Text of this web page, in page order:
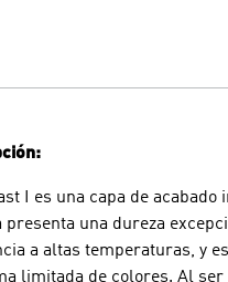
I es una capa de acabado
presenta una dureza
a altas temperaturas, y
limitada de colores. Al ser